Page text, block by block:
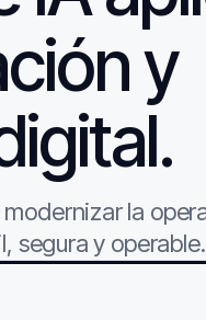
y
la
segura y operable.